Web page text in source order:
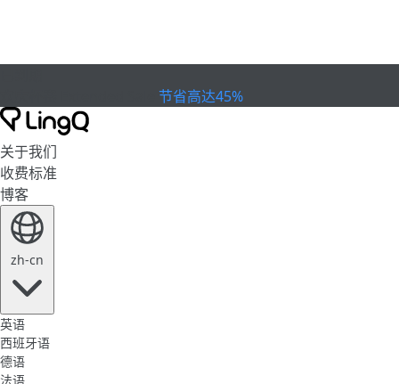
节省高达45%
关于我们
收费标准
博客
zh-cn
英语
西班牙语
德语
法语